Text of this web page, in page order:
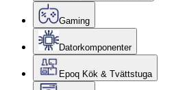
Gaming
Datorkomponenter
Epoq Kök & Tvättstuga